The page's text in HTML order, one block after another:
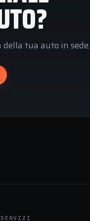
tua auto in sede.
SERVIZI